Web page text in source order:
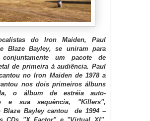
do Iron Maiden, Paul
Blaze Bayley, se uniram para
conjuntamente um pacote de
de primeira à audiência. Paul
no Iron Maiden de 1978 a
nos dois primeiros álbuns
o álbum de estréia auto-
e sua sequência, "Killers",
Blaze Bayley cantou
de 1994 –